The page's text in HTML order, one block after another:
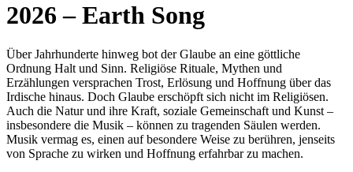
2026 – Earth Song
Über Jahrhunderte hinweg bot der Glaube an eine göttliche
Ordnung Halt und Sinn. Religiöse Rituale, Mythen und
Erzählungen versprachen Trost, Erlösung und Hoffnung über das
Irdische hinaus. Doch Glaube erschöpft sich nicht im Religiösen.
Auch die Natur und ihre Kraft, soziale Gemeinschaft und Kunst –
insbesondere die Musik – können zu tragenden Säulen werden.
Musik vermag es, einen auf besondere Weise zu berühren, jenseits
von Sprache zu wirken und Hoffnung erfahrbar zu machen.